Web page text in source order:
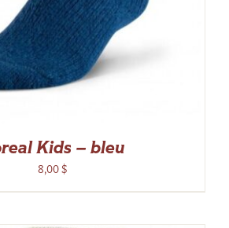
Kids – bleu
8,00$